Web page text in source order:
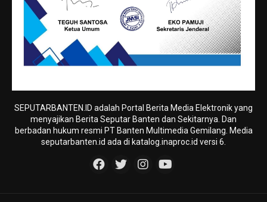
SEPUTARBANTEN.ID adalah Portal Berita Media Elektronik yang
menyajikan Berita Seputar Banten dan Sekitarnya. Dan
berbadan hukum resmi PT Banten Multimedia Gemilang. Media
seputarbanten.id ada di katalog.inaproc.id versi 6.